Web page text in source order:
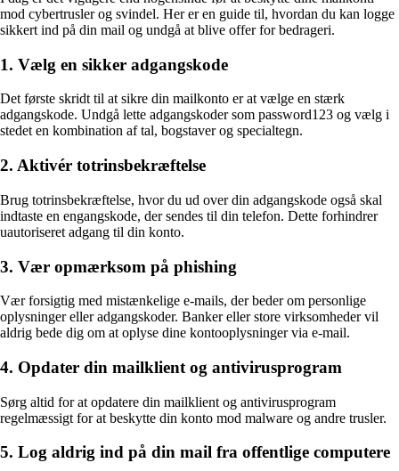
mod cybertrusler og svindel. Her er en guide til, hvordan du kan logge
sikkert ind på din mail og undgå at blive offer for bedrageri.
1. Vælg en sikker adgangskode
Det første skridt til at sikre din mailkonto er at vælge en stærk
adgangskode. Undgå lette adgangskoder som password123 og vælg i
stedet en kombination af tal, bogstaver og specialtegn.
2. Aktivér totrinsbekræftelse
Brug totrinsbekræftelse, hvor du ud over din adgangskode også skal
indtaste en engangskode, der sendes til din telefon. Dette forhindrer
uautoriseret adgang til din konto.
3. Vær opmærksom på phishing
Vær forsigtig med mistænkelige e-mails, der beder om personlige
oplysninger eller adgangskoder. Banker eller store virksomheder vil
aldrig bede dig om at oplyse dine kontooplysninger via e-mail.
4. Opdater din mailklient og antivirusprogram
Sørg altid for at opdatere din mailklient og antivirusprogram
regelmæssigt for at beskytte din konto mod malware og andre trusler.
5. Log aldrig ind på din mail fra offentlige computere